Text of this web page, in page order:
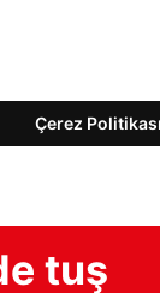
Çerez Politikası
tuş